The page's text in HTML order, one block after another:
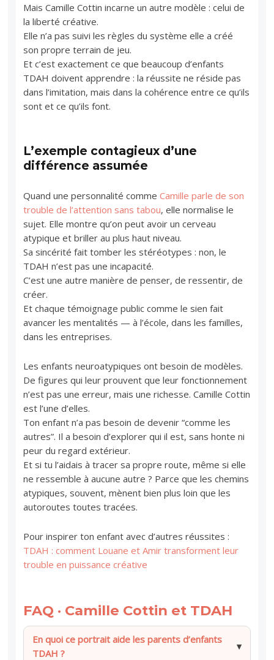
Mais Camille Cottin incarne un autre modèle : celui de
la liberté créative.
Elle n’a pas suivi les règles du système elle a créé
son propre terrain de jeu.
Et c’est exactement ce que beaucoup d’enfants
TDAH doivent apprendre : la réussite ne réside pas
dans l’imitation, mais dans la cohérence entre ce qu’ils
sont et ce qu’ils font.
L’exemple contagieux d’une
différence assumée
Quand une personnalité commeCamille parle de son
trouble de l’attention sans tabou, elle normalise le
sujet. Elle montre qu’on peut avoir un cerveau
atypique et briller au plus haut niveau.
Sa sincérité fait tomber les stéréotypes : non, le
TDAH n’est pas une incapacité.
C’est une autre manière de penser, de ressentir, de
créer.
Et chaque témoignage public comme le sien fait
avancer les mentalités — à l’école, dans les familles,
dans les entreprises.
Les enfants neuroatypiques ont besoin de modèles.
De figures qui leur prouvent que leur fonctionnement
n’est pas une erreur, mais une richesse. Camille Cottin
est l’une d’elles.
Ton enfant n’a pas besoin de devenir “comme les
autres”. Il a besoin d’explorer qui il est, sans honte ni
peur du regard extérieur.
Et si tu l’aidais à tracer sa propre route, même si elle
ne ressemble à aucune autre ? Parce que les chemins
atypiques, souvent, mènent bien plus loin que les
autoroutes toutes tracées.
Pour inspirer ton enfant avec d’autres réussites :
TDAH : comment Louane et Amir transforment leur
trouble en puissance créative
FAQ · Camille Cottin et TDAH
En quoi ce portrait aide les parents d’enfants
TDAH ?